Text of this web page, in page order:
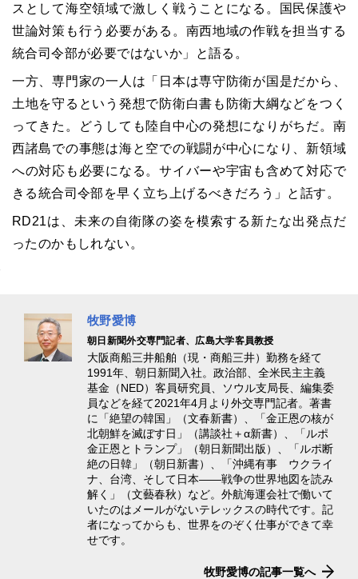
スとして海空領域で激しく戦うことになる。国民保護や
世論対策も行う必要がある。南西地域の作戦を担当する
統合司令部が必要ではないか」と語る。
一方、専門家の一人は「日本は専守防衛が国是だから、
土地を守るという発想で防衛白書も防衛大綱などをつく
ってきた。どうしても陸自中心の発想になりがちだ。南
西諸島での事態は海と空での戦闘が中心になり、新領域
への対応も必要になる。サイバーや宇宙も含めて対応で
きる統合司令部を早く立ち上げるべきだろう」と話す。
RD21は、未来の自衛隊の姿を模索する新たな出発点だ
ったのかもしれない。
牧野愛博
朝日新聞外交専門記者、広島大学客員教授
大阪商船三井船舶（現・商船三井）勤務を経て
1991年、朝日新聞入社。政治部、全米民主主義
基金（NED）客員研究員、ソウル支局長、編集委
員などを経て2021年4月より外交専門記者。著書
に「絶望の韓国」（文春新書）、「金正恩の核が
北朝鮮を滅ぼす日」（講談社＋α新書）、「ルポ
金正恩とトランプ」（朝日新聞出版）、「ルポ断
絶の日韓」（朝日新書）、「沖縄有事 ウクライ
ナ、台湾、そして日本――戦争の世界地図を読み
解く」（文藝春秋）など。外航海運会社で働いて
いたのはメールがないテレックスの時代です。記
者になってからも、世界をのぞく仕事ができて幸
せです。
牧野愛博の記事一覧へ